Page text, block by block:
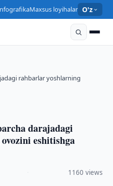
Maxsus loyihalar O'z
rahbarlar yoshlarning
darajadagi
eshitishga
1160 views